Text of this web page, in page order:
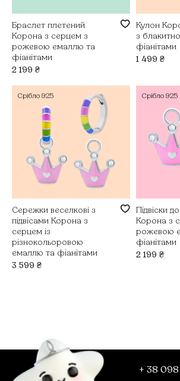
Браслет плетений
Корона з серцем з
рожевою емаллю та
фіанітами
2 199 ₴
Кулон
з
фіанітами
1 499 ₴
Срібло 925
Сережки веселкові з
підвісами Корона з
серцем із
різнокольоровою
емаллю та фіанітами
3 599 ₴
Срібло 925
Підвіски
Корона з
рожевою
фіанітами
2 199 ₴
+ 38